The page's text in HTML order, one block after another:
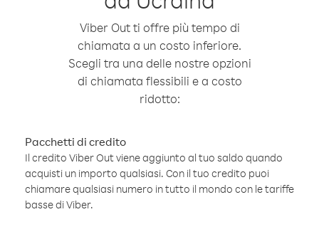
Viber Out ti offre più tempo di
chiamata a un costo inferiore.
Scegli tra una delle nostre opzioni
di chiamata flessibili e a costo
ridotto:
Pacchetti di credito
Il credito Viber Out viene aggiunto al tuo saldo quando
acquisti un importo qualsiasi. Con il tuo credito puoi
chiamare qualsiasi numero in tutto il mondo con le tariffe
basse di Viber.